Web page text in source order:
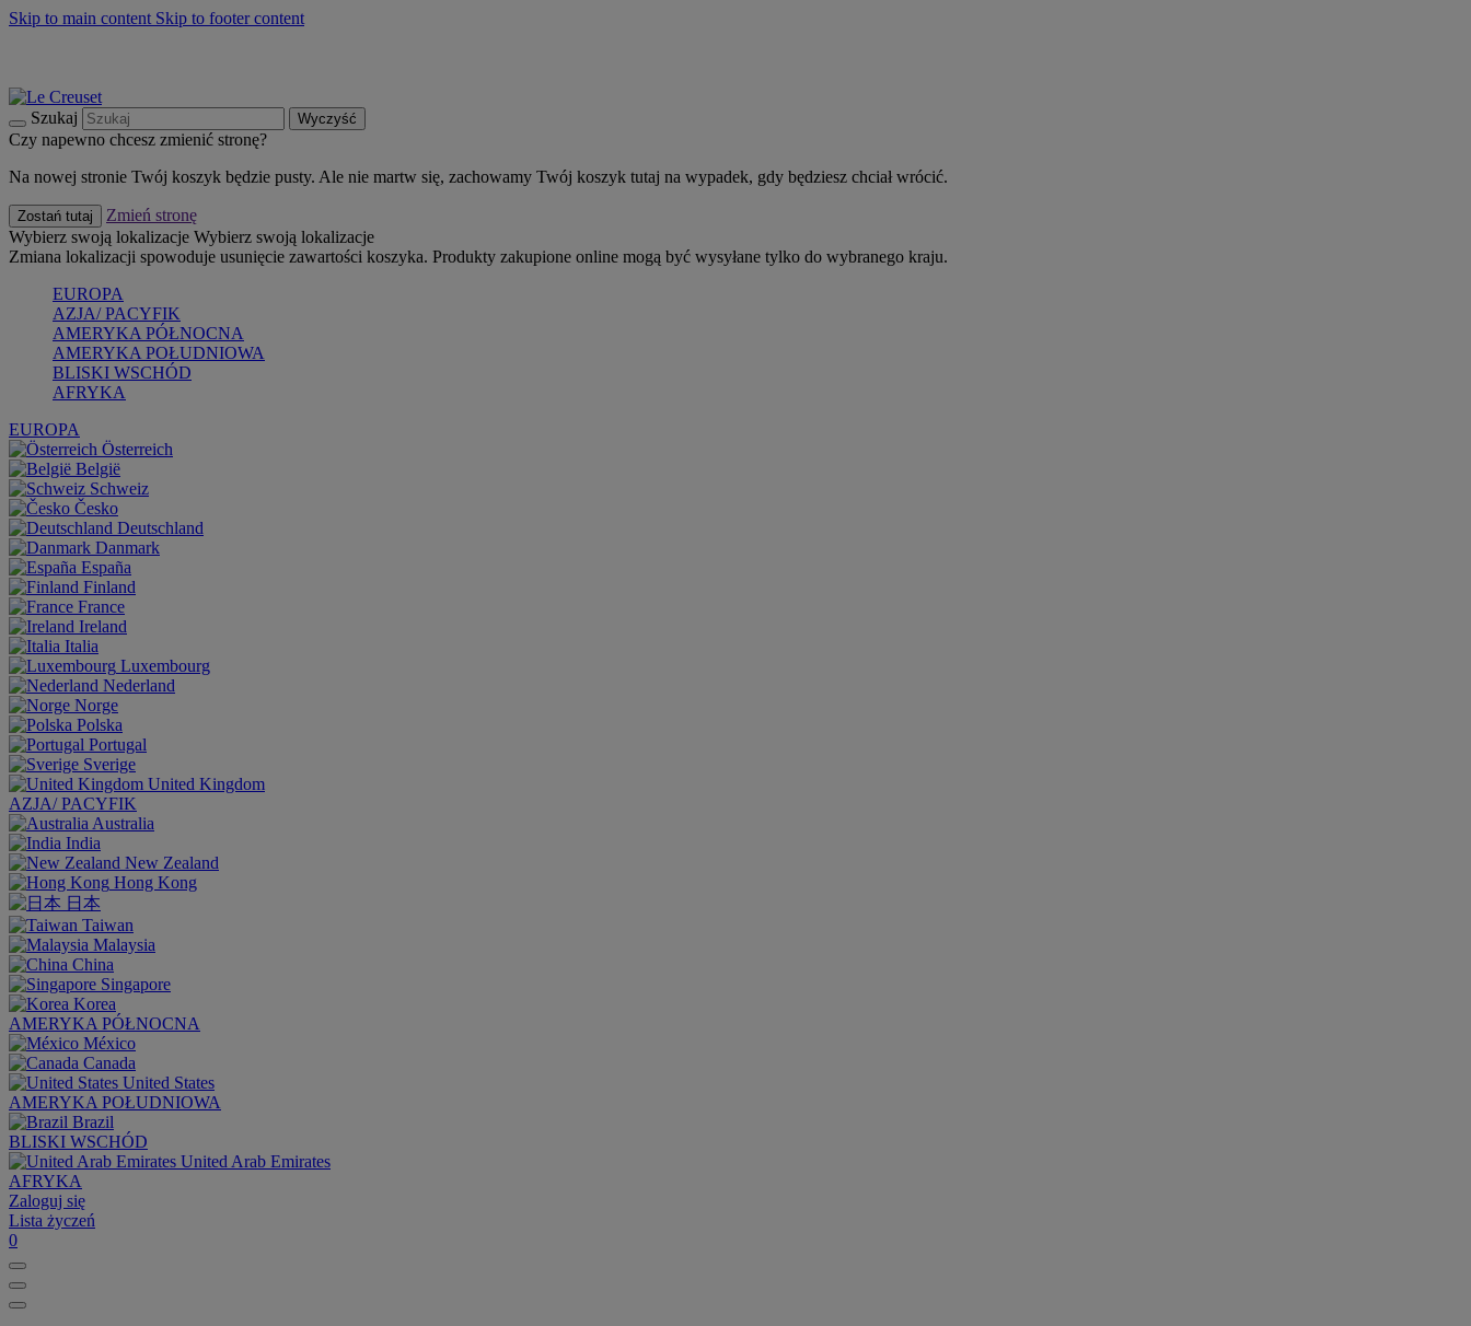
Skip to main content Skip to footer content
Szukaj Wyczyść
Czy napewno chcesz zmienić stronę?
Na nowej stronie Twój koszyk będzie pusty. Ale nie martw się, zachowamy Twój koszyk tutaj na wypadek, gdy będziesz chciał wrócić.
Zostań tutaj
Zmień stronę
Wybierz swoją lokalizacje Wybierz swoją lokalizacje
Zmiana lokalizacji spowoduje usunięcie zawartości koszyka. Produkty zakupione online mogą być wysyłane tylko do wybranego kraju.
EUROPA
AZJA/ PACYFIK
AMERYKA PÓŁNOCNA
AMERYKA POŁUDNIOWA
BLISKI WSCHÓD
AFRYKA
EUROPA
Österreich
België
Schweiz
Česko
Deutschland
Danmark
España
Finland
France
Ireland
Italia
Luxembourg
Nederland
Norge
Polska
Portugal
Sverige
United Kingdom
AZJA/ PACYFIK
Australia
India
New Zealand
Hong Kong
日本
Taiwan
Malaysia
China
Singapore
Korea
AMERYKA PÓŁNOCNA
México
Canada
United States
AMERYKA POŁUDNIOWA
Brazil
BLISKI WSCHÓD
United Arab Emirates
AFRYKA
Zaloguj się
Lista życzeń
0